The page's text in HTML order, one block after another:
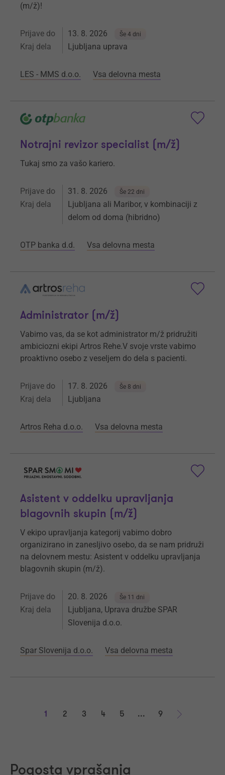
(m/ž)!
Prijave do 13. 8. 2026 Še 4 dni
Kraj dela Ljubljana uprava
LES - MMS d.o.o. Vsa delovna mesta
Notrajni revizor specialist (m/ž)
Tukaj smo za vašo kariero.
Prijave do 31. 8. 2026 Še 22 dni
Kraj dela
Ljubljana ali Maribor, v kombinaciji z
delom od doma (hibridno)
OTP banka d.d. Vsa delovna mesta
Administrator (m/ž)
Vabimo vas, da se kot administrator m/ž pridružiti
ambiciozni ekipi Artros Rehe.V svoje vrste vabimo
proaktivno osebo z veseljem do dela s pacienti.
Prijave do 17. 8. 2026 Še 8 dni
Kraj dela Ljubljana
Artros Reha d.o.o. Vsa delovna mesta
Asistent v oddelku upravljanja
blagovnih skupin (m/ž)
V ekipo upravljanja kategorij vabimo dobro
organizirano in zanesljivo osebo, da se nam pridruži
na delovnem mestu: Asistent v oddelku upravljanja
blagovnih skupin (m/ž).
Prijave do 20. 8. 2026 Še 11 dni
Kraj dela
Ljubljana, Uprava družbe SPAR
Slovenija d.o.o.
Spar Slovenija d.o.o. Vsa delovna mesta
1 2 3 4 5 ...
9
Pogosta vprašanja